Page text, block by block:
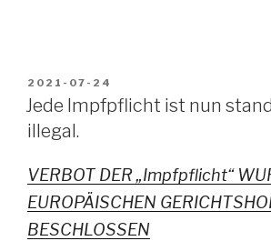
VERÖFFENTLICHT
AM
2021-07-24
Jede Impfpflicht ist nun
illegal.
VERBOT DER „Impfpflicht“
EUROPÄISCHEN
BESCHLOSSEN